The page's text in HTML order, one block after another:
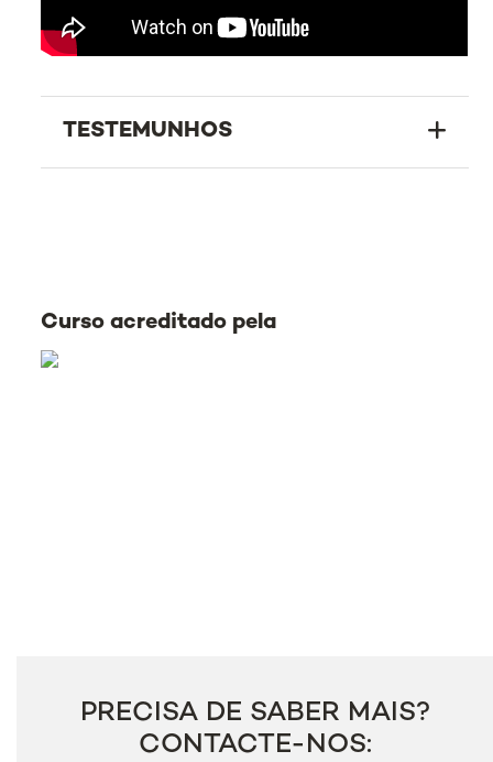
TESTEMUNHOS
Curso acreditado pela
PRECISA DE SABER MAIS?
CONTACTE-NOS: